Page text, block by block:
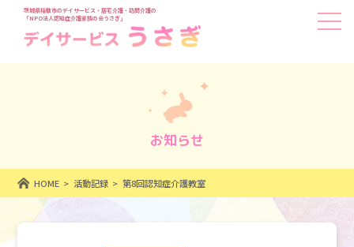
茨城県稲敷市のデイサービス・居宅介護・訪問介護の
「NPO法人認知症介護家族の会うさぎ」
お知らせ
HOME 活動記録 第8回認知症介護教室